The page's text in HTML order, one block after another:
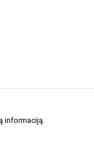
informaciją.